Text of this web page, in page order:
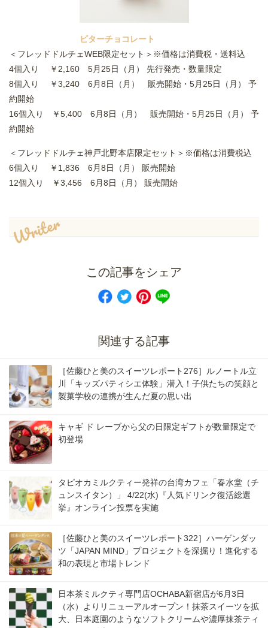
ビターチョコレート
＜フレッドドルチェWEB限定セット＞※価格は消費税・送料込
4個入り ￥2,160 5月25日（月） 先行発売・数量限定
8個入り ￥3,240 6月8日（月） 販売開始・5月25日（月） 予
約開始
16個入り ￥5,400 6月8日（月） 販売開始・5月25日（月） 予
約開始
＜フレッドドルチェ神戸北野本店限定セット＞※価格は消費税込
6個入り ￥1,836 6月8日（月） 販売開始
12個入り ￥3,456 6月8日（月） 販売開始
Writer
この記事をシェア
関連する記事
［佐藤ひと美のスイーツレポート276］ルノートル立
川「キッズパティシエ体験」潜入！子供たちの笑顔と
製菓学校の連携が生んだ夏の思い出
キャギ ド レーブから父の日限定ギフトが数量限定で
初登場
タピオカミルクティー発祥の台湾カフェ「春水堂（チ
ュンスイタン）」 4/22(水)『人気ドリンク復活総選
挙』オンライン投票を実施
［佐藤ひと美のスイーツレポート322］ハーゲンダッ
ツ「JAPAN MIND」プロジェクトを深掘り！進化する
和の表現と市場トレンド
日本茶ミルクティ専門店OCHABA新宿店が6月3日
（水）よりリニューアルオープン！抹茶スイーツを拡
大、日本庭園のようなソフトクリームや濃厚抹茶ティ